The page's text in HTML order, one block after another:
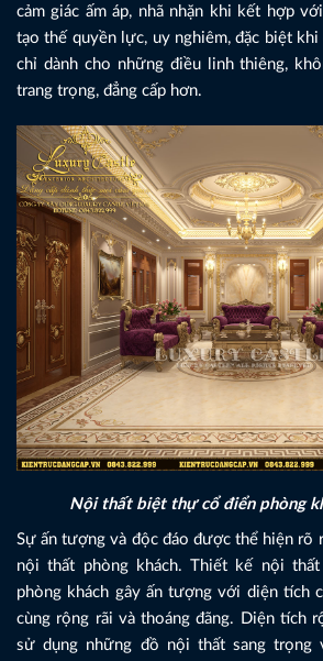
cảm giác ấm áp, nhã nhặn khi kết hợp
tạo thế quyền lực, uy nghiêm, đặc biệt
chỉ dành cho những điều linh thiêng,
trang trọng, đẳng cấp hơn.
Nội thất biệt thự cổ điển phòng
Sự ấn tượng và độc đáo được thể hiện rõ
nội thất phòng khách. Thiết kế nội
phòng khách gây ấn tượng với diện tích
cùng rộng rãi và thoáng đãng. Diện tích
sử dụng những đồ nội thất sang trọng